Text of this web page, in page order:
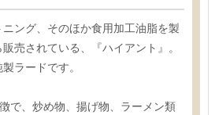
ング、そのほか食用加工油脂を製
売されている、『ハイアント』。
ラードです。
で、炒め物、揚げ物、ラーメン類